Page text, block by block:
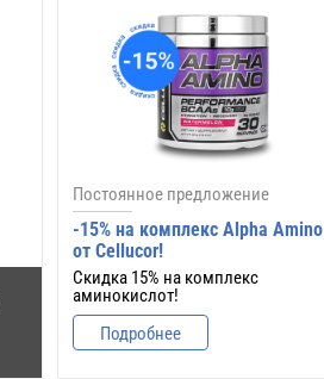
Постоянное предложение
-15% на комплекс Alpha Amino
от Cellucor!
Скидка 15% на комплекс
аминокислот!
Подробнее